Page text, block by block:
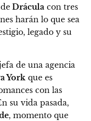
Drácula con tres
harán lo que sea
legado y su
de una agencia
York que es
con las
su vida pasada,
, momento que